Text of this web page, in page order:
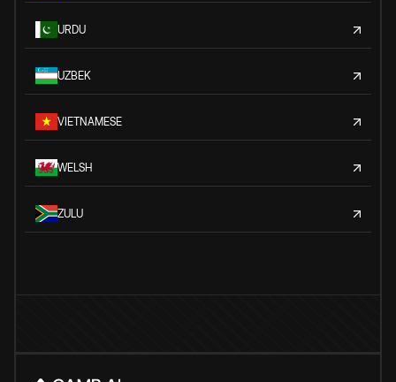
URDU
UZBEK
VIETNAMESE
WELSH
ZULU